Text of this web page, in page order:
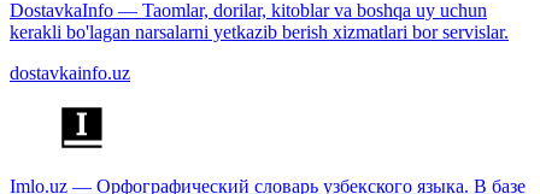
DostavkaInfo — Taomlar, dorilar, kitoblar va boshqa uy uchun
kerakli bo'lagan narsalarni yetkazib berish xizmatlari bor servislar.
dostavkainfo.uz
Imlo.uz — Орфографический словарь узбекского языка. В базе